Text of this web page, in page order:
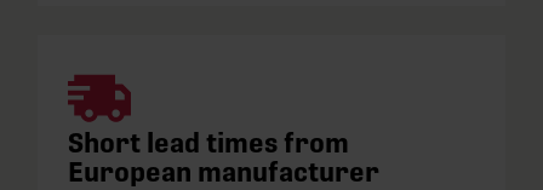
Short lead times from
European manufacturer